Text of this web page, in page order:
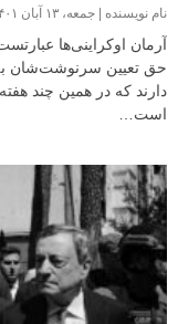
نام نویسنده جمعه، ۱۳ آبان ۱۴۰۱
آرمان اوکراینی‌ها
حق تعیین سرنوشت‌شان
دارند که در همین چند
است…